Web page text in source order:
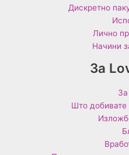
Дискретно
Лично
Начини
За
Што добивате